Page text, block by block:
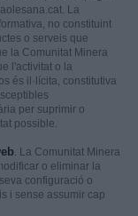
La
no constituint
o serveis que
la Comunitat Minera
l'activitat o la
és il·lícita, constitutiva
per suprimir o
possible.
. La Comunitat Minera
o eliminar la
configuració o
i sense assumir cap